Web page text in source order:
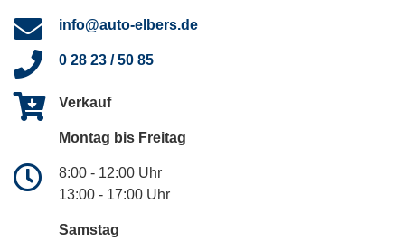
info@auto-elbers.de
0 28 23 / 50 85
Verkauf
Montag bis Freitag
8:00 - 12:00 Uhr
13:00 - 17:00 Uhr
Samstag